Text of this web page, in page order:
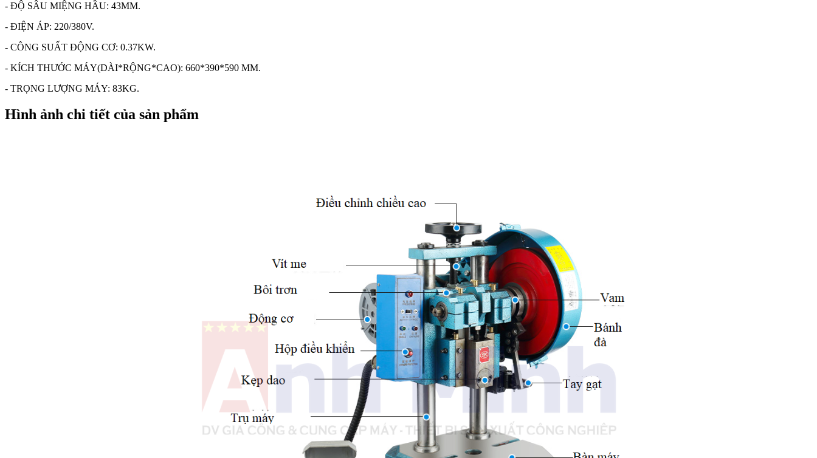
- ĐỘ SÂU MIỆNG HẦU: 43MM.
- ĐIỆN ÁP: 220/380V.
- CÔNG SUẤT ĐỘNG CƠ: 0.37KW.
- KÍCH THƯỚC MÁY(DÀI*RỘNG*CAO): 660*390*590 MM.
- TRỌNG LƯỢNG MÁY: 83KG.
Hình ảnh chi tiết của sản phẩm